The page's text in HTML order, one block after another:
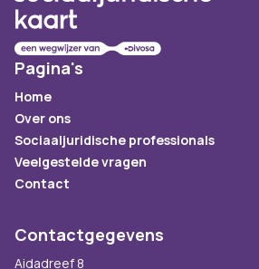
Pagina's
Home
Over ons
Sociaaljuridische professionals
Veelgestelde vragen
Contact
Contactgegevens
Aidadreef 8